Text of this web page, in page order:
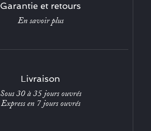
Garantie et retours
En savoir plus
Livraison
Sous 30 à 35 jours ouvrés
Express en 7 jours ouvrés